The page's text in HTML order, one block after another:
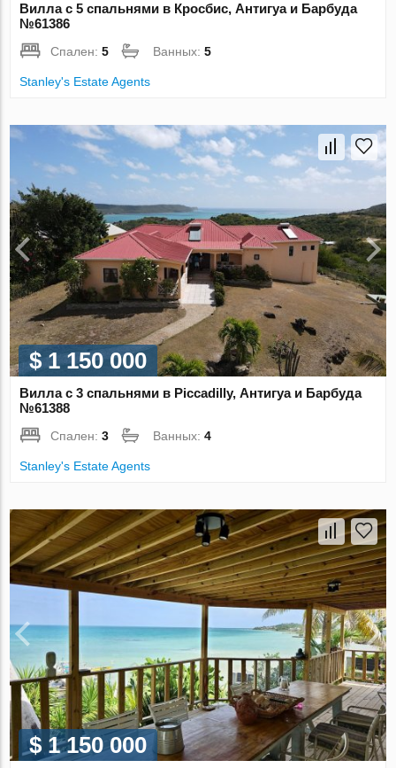
Вилла с 5 спальнями в Кросбис, Антигуа и Барбуда
№61386
Спален:5 Ванных:5
Stanley's Estate Agents
$ 1 150 000
Вилла с 3 спальнями в Piccadilly, Антигуа и Барбуда
№61388
Спален:3 Ванных:4
Stanley's Estate Agents
$ 1 150 000